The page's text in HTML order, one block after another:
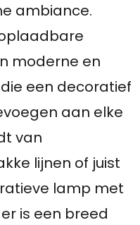
ambiance.
moderne en
een decoratief
aan elke
van
lijnen of juist
lamp met
is een breed